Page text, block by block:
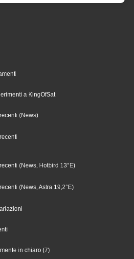
a KingOfSat
(News)
(News, Hotbird 13°E)
(News, Astra 19,2°E)
in chiaro (7)